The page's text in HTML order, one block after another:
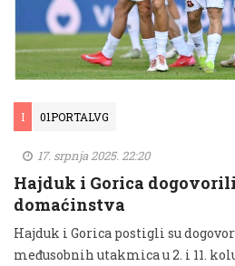
I 01PORTALVG
17. srpnja 2025. 22:20
Hajduk i Gorica
domaćinstva
Hajduk i Gorica postigli su
međusobnih utakmica u 2. i 11.